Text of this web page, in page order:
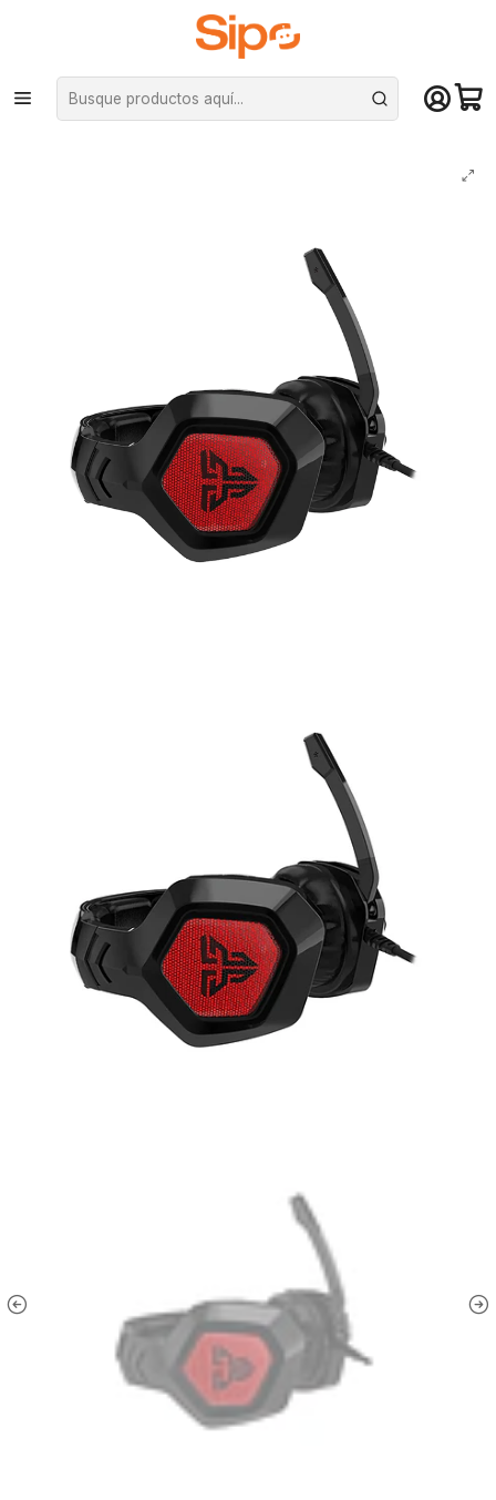
¡Compra hasta mediodía y recibe hoy! De lunes a sábado en el gran
Santiago. Envío gratis desde $29.990
Inicio Computación y Gamers Audífonos
Audífonos Fantech Omni MH83, multiplataforma, Black Edition